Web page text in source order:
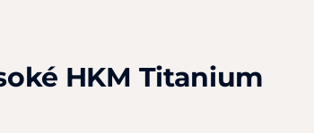
HKM Titanium